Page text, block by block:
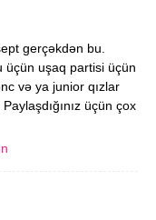
gerçəkdən bu.
üçün uşaq partisi üçün
və ya junior qızlar
üçün çox